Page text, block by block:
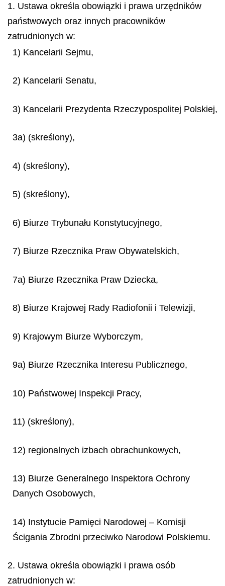
1. Ustawa określa obowiązki i prawa urzędników
państwowych oraz innych pracowników
zatrudnionych w:
1) Kancelarii Sejmu,
2) Kancelarii Senatu,
3) Kancelarii Prezydenta Rzeczypospolitej Polskiej,
3a) (skreślony),
4) (skreślony),
5) (skreślony),
6) Biurze Trybunału Konstytucyjnego,
7) Biurze Rzecznika Praw Obywatelskich,
7a) Biurze Rzecznika Praw Dziecka,
8) Biurze Krajowej Rady Radiofonii i Telewizji,
9) Krajowym Biurze Wyborczym,
9a) Biurze Rzecznika Interesu Publicznego,
10) Państwowej Inspekcji Pracy,
11) (skreślony),
12) regionalnych izbach obrachunkowych,
13) Biurze Generalnego Inspektora Ochrony
Danych Osobowych,
14) Instytucie Pamięci Narodowej – Komisji
Ścigania Zbrodni przeciwko Narodowi Polskiemu.
2. Ustawa określa obowiązki i prawa osób
zatrudnionych w: